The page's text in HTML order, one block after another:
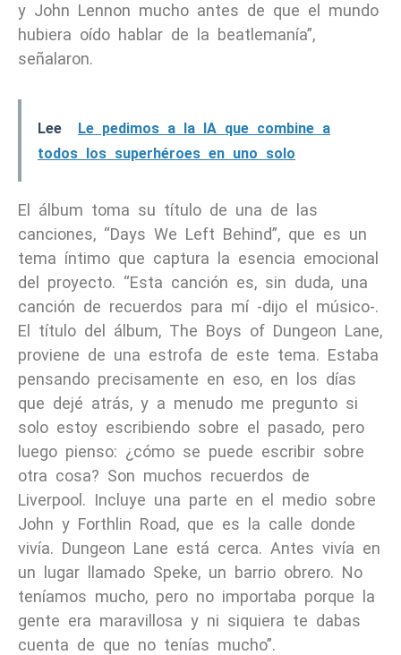
y John Lennon mucho antes de que el mundo
hubiera oído hablar de la beatlemanía”,
señalaron.
Lee
Le pedimos a la IA que combine a
todos los superhéroes en uno solo
El álbum toma su título de una de las
canciones, “Days We Left Behind”, que es un
tema íntimo que captura la esencia emocional
del proyecto. “Esta canción es, sin duda, una
canción de recuerdos para mí -dijo el músico-.
El título del álbum, The Boys of Dungeon Lane,
proviene de una estrofa de este tema. Estaba
pensando precisamente en eso, en los días
que dejé atrás, y a menudo me pregunto si
solo estoy escribiendo sobre el pasado, pero
luego pienso: ¿cómo se puede escribir sobre
otra cosa? Son muchos recuerdos de
Liverpool. Incluye una parte en el medio sobre
John y Forthlin Road, que es la calle donde
vivía. Dungeon Lane está cerca. Antes vivía en
un lugar llamado Speke, un barrio obrero. No
teníamos mucho, pero no importaba porque la
gente era maravillosa y ni siquiera te dabas
cuenta de que no tenías mucho”.